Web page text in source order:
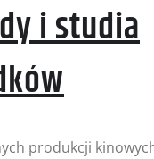
i studia
produkcji